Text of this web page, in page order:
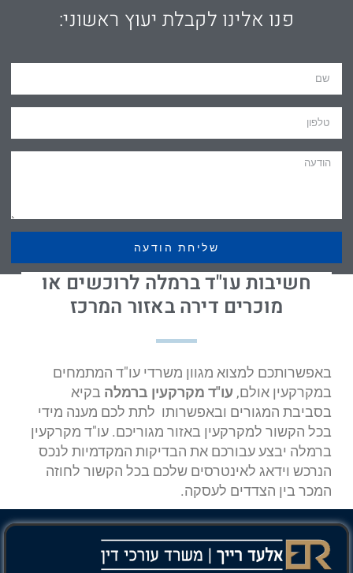
פנו אלינו לקבלת יעוץ ראשוני:
שליחת הודעה
חשיבות עו"ד ברמלה לרוכשים או
מוכרים דירה באזור המרכז
באפשרותכם למצוא מגוון משרדי עו"ד המתמחים
במקרקעין אולם, עו"ד מקרקעין ברמלה בקיא
בסביבת המגורים ובאפשרותו לתת לכם מענה מידי
בכל הקשור למקרקעין באזור מגוריכם. עו"ד מקרקעין
ברמלה יבצע עבורכם את הבדיקות המקדמיות לנכס
הנרכש וידאג לאינטרסים שלכם בכל הקשור לחוזה
המכר בין הצדדים לעסקה.